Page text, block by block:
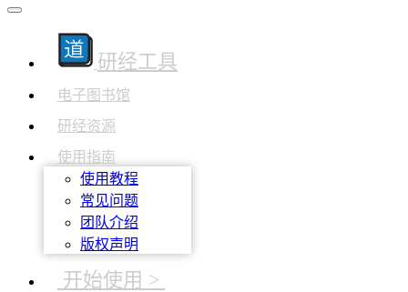
研经工具
电子图书馆
研经资源
使用指南
使用教程
常见问题
团队介绍
版权声明
开始使用 >